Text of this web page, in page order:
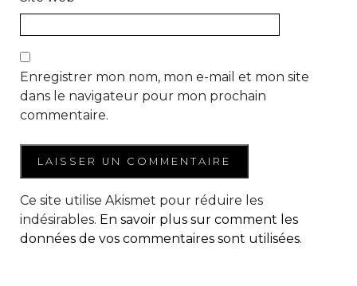
Enregistrer mon nom, mon e-mail et mon site
dans le navigateur pour mon prochain
commentaire.
Ce site utilise Akismet pour réduire les
indésirables. En savoir plus sur comment les
données de vos commentaires sont utilisées.